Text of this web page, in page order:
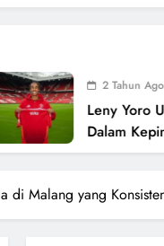
Tahun Ago
Yoro Ungkap Peran
Kepindahannya Ke
£58 Juta
Malang yang